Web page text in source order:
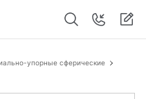
упорные сферические